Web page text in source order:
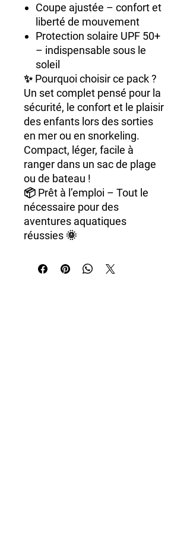
Coupe ajustée – confort et
liberté de mouvement
Protection solaire UPF 50+
– indispensable sous le
soleil
✨Pourquoi choisir ce pack ?
Un set complet pensé pour la
sécurité, le confort et le plaisir
des enfants lors des sorties
en mer ou en snorkeling.
Compact, léger, facile à
ranger dans un sac de plage
ou de bateau !
📦 Prêt à l’emploi – Tout le
nécessaire pour des
aventures aquatiques
réussies 🌞